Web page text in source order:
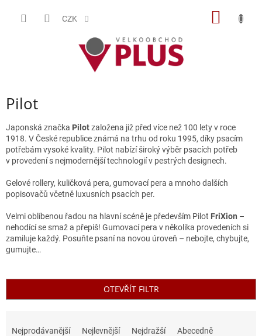
CZK
Pilot
Japonská značka Pilotzaložena již před více než 100 lety v roce
1918. V České republice známá na trhu od roku 1995, díky psacím
potřebám vysoké kvality. Pilot nabízí široký výběr psacích potřeb
v provedení s nejmodernější technologií v pestrých designech.
Gelové rollery, kuličková pera, gumovací pera a mnoho dalších
popisovačů včetně luxusních psacích per.
Velmi oblíbenou řadou na hlavní scéně je především Pilot FriXion –
nehodící se smaž a přepiš! Gumovací pera v několika provedeních si
zamiluje každý. Posuňte psaní na novou úroveň – nebojte, chybujte,
gumujte…
OTEVŘÍT FILTR
Nejprodávanější Nejlevnější Nejdražší Abecedně